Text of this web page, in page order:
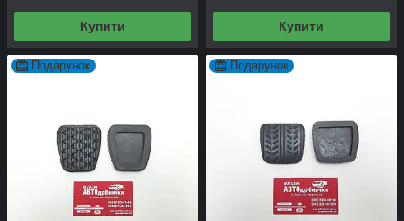
Купити Купити
Подарунок Подарунок